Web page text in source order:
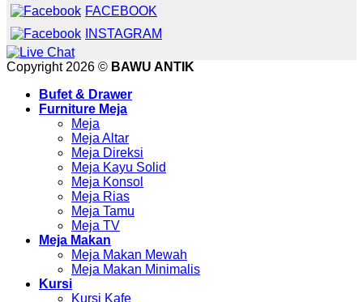
FACEBOOK
INSTAGRAM
Copyright 2026 © BAWU ANTIK
Bufet & Drawer
Furniture Meja
Meja
Meja Altar
Meja Direksi
Meja Kayu Solid
Meja Konsol
Meja Rias
Meja Tamu
Meja TV
Meja Makan
Meja Makan Mewah
Meja Makan Minimalis
Kursi
Kursi Kafe